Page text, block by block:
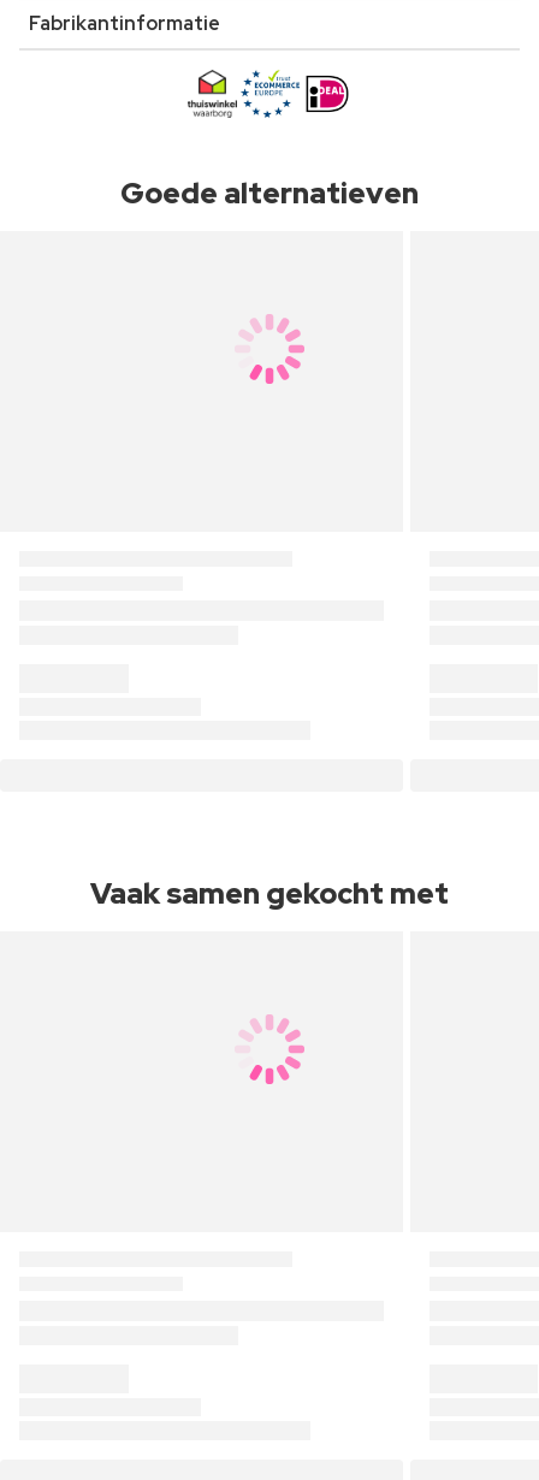
Fabrikantinformatie
Goede alternatieven
Vaak samen gekocht met